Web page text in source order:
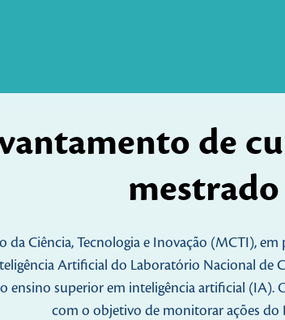
de
da Ciência, Tecnologia e Inovação (MCTI),
Artificial do Laboratório Nacional de
ensino superior em inteligência artificial (IA).
com o objetivo de monitorar ações do